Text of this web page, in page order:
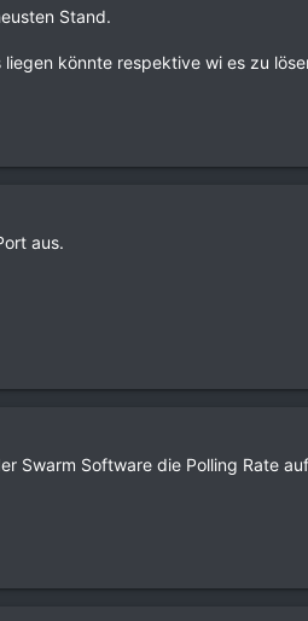
Stand.
könnte respektive wi es zu
aus.
Swarm Software die Polling Rate